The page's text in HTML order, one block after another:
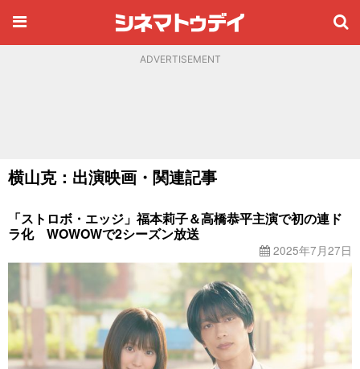
ADVERTISEMENT
横山克：出演映画・関連記事
「ストロボ・エッジ」福本莉子＆高橋恭平主演で初の連ド
ラ化 WOWOWで2シーズン放送
2025年7月27日